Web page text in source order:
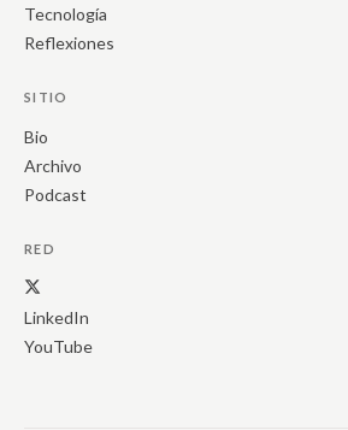
Tecnología
Reflexiones
SITIO
Bio
Archivo
Podcast
RED
LinkedIn
YouTube